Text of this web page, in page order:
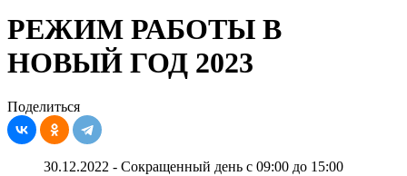
РЕЖИМ РАБОТЫ В
НОВЫЙ ГОД 2023
Поделиться
30.12.2022 - Сокращенный день с 09:00 до 15:00